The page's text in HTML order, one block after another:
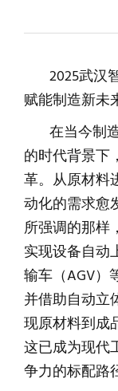
2025武汉
赋能制造新未
在当今制
的时代背景下
革。从原材料
动化的需求愈
所强调的那样
实现设备自动
输车（AGV）
并借助自动立
现原材料到成
这已成为现代
争力的标配路